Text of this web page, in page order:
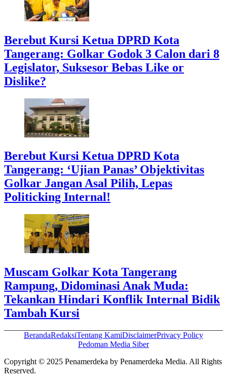
Berebut Kursi Ketua DPRD Kota
Tangerang: Golkar Godok 3 Calon dari 8
Legislator, Suksesor Bebas Like or
Dislike?
Berebut Kursi Ketua DPRD Kota
Tangerang: ‘Ujian Panas’ Objektivitas
Golkar Jangan Asal Pilih, Lepas
Politicking Internal!
Muscam Golkar Kota Tangerang
Rampung, Didominasi Anak Muda:
Tekankan Hindari Konflik Internal Bidik
Tambah Kursi
BerandaRedaksiTentang KamiDisclaimerPrivacy Policy
Pedoman Media Siber
Copyright © 2025 Penamerdeka by Penamerdeka Media. All Rights
Reserved.